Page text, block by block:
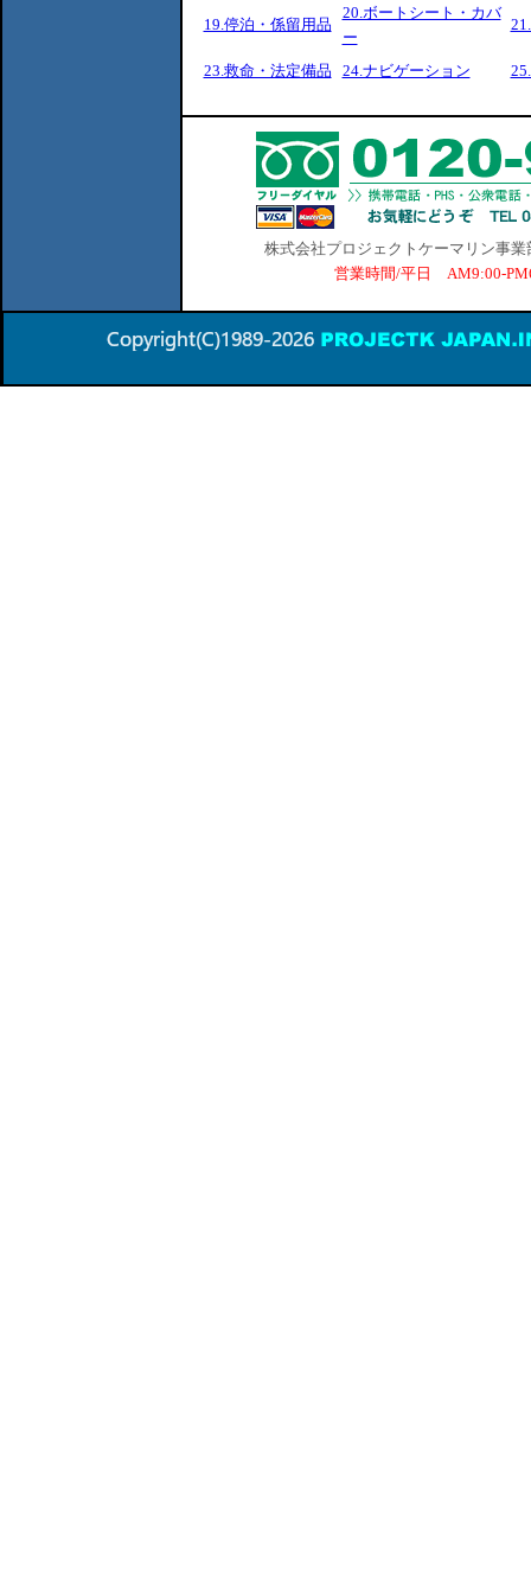
19.停泊・係留用品
20.ボートシート・カバ
ー
23.救命・法定備品 24.ナビゲーション
株式会社プロジェクトケーマリン事
営業時間/平日 AM9:00-